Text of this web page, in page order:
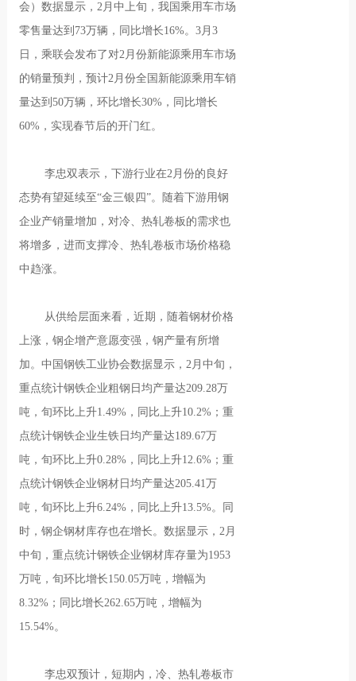
会）数据显示，2月中上旬，我国乘用车市场
零售量达到73万辆，同比增长16%。3月3
日，乘联会发布了对2月份新能源乘用车市场
的销量预判，预计2月份全国新能源乘用车销
量达到50万辆，环比增长30%，同比增长
60%，实现春节后的开门红。
李忠双表示，下游行业在2月份的良好
态势有望延续至“金三银四”。随着下游用钢
企业产销量增加，对冷、热轧卷板的需求也
将增多，进而支撑冷、热轧卷板市场价格稳
中趋涨。
从供给层面来看，近期，随着钢材价格
上涨，钢企增产意愿变强，钢产量有所增
加。中国钢铁工业协会数据显示，2月中旬，
重点统计钢铁企业粗钢日均产量达209.28万
吨，旬环比上升1.49%，同比上升10.2%；重
点统计钢铁企业生铁日均产量达189.67万
吨，旬环比上升0.28%，同比上升12.6%；重
点统计钢铁企业钢材日均产量达205.41万
吨，旬环比上升6.24%，同比上升13.5%。同
时，钢企钢材库存也在增长。数据显示，2月
中旬，重点统计钢铁企业钢材库存量为1953
万吨，旬环比增长150.05万吨，增幅为
8.32%；同比增长262.65万吨，增幅为
15.54%。
李忠双预计，短期内，冷、热轧卷板市